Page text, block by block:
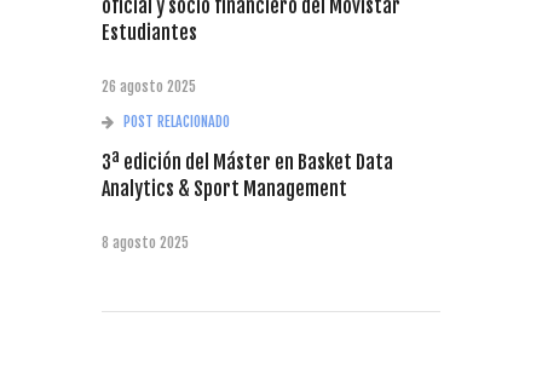
oficial y socio financiero del Movistar
Estudiantes
26 agosto 2025
POST RELACIONADO
3ª edición del Máster en Basket Data
Analytics & Sport Management
8 agosto 2025